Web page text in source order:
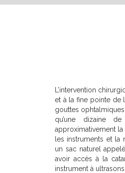
L’intervention
et à la fine pointe de
gouttes ophtalmiques
qu’une dizaine
approximativement
les instruments et la
un sac naturel
avoir accès à la
instrument à